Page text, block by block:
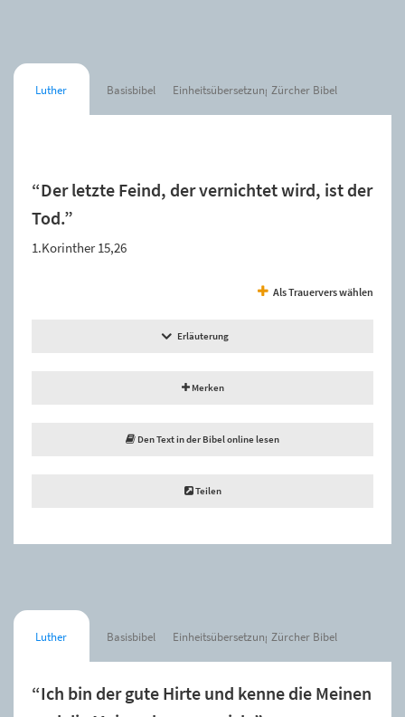
Luther Basisbibel Einheitsübersetzung Zürcher Bibel
“Der letzte Feind, der vernichtet wird, ist der
Tod.”
1.Korinther 15,26
Als Trauervers wählen
Erläuterung
Merken
Den Text in der Bibel online lesen
Teilen
Luther Basisbibel Einheitsübersetzung Zürcher Bibel
“Ich bin der gute Hirte und kenne die Meinen